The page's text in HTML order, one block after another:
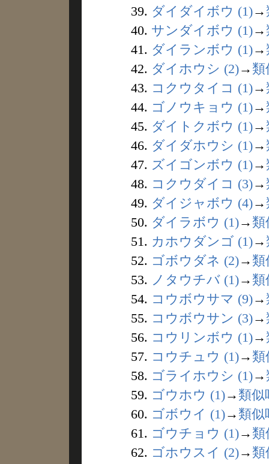
39. ダイダイボウ (1)→
40. サンダイボウ (1)→
41. ダイランボウ (1)→
42. ダイホウシ (2)→ 類
43. コクウタイコ (1)→
44. ゴノウキョウ (1)→
45. ダイトクボウ (1)→
46. ダイダホウシ (1)→
47. ズイゴンボウ (1)→
48. コクウダイコ (3)→
49. ダイジャボウ (4)→
50. ダイラボウ (1)→ 類
51. カホウダンゴ (1)→
52. ゴボウダネ (2)→ 類
53. ノタウチバ (1)→ 類
54. コウボウサマ (9)→
55. コウボウサン (3)→
56. コウリンボウ (1)→
57. コウチュウ (1)→ 類
58. ゴライホウシ (1)→
59. ゴウホウ (1)→ 類似
60. ゴボウイ (1)→ 類似
61. ゴウチョウ (1)→ 類
62. ゴホウスイ (2)→ 類